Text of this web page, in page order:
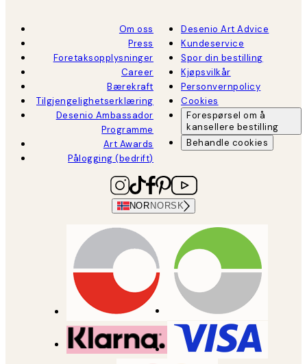
Om oss
Press
Foretaksopplysninger
Career
Bærekraft
Tilgjengelighetserklæring
Desenio Ambassador
Programme
Art Awards
Pålogging (bedrift)
Desenio Art Advice
Kundeservice
Spor din bestilling
Kjøpsvilkår
Personvernpolicy
Cookies
Forespørsel om å
kansellere bestilling
Behandle cookies
NOR NORSK